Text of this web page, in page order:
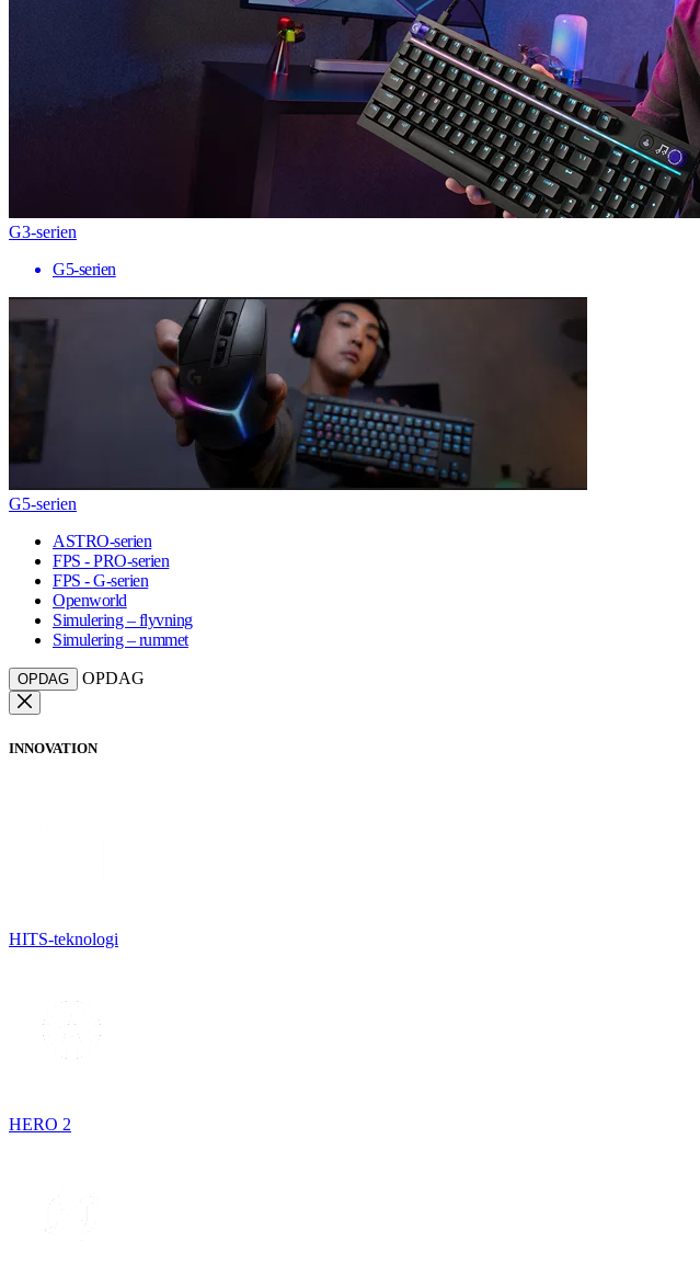
G3-serien
G5-serien
G5-serien
ASTRO-serien
FPS - PRO-serien
FPS - G-serien
Openworld
Simulering – flyvning
Simulering – rummet
OPDAG OPDAG
INNOVATION
HITS-teknologi
HERO 2